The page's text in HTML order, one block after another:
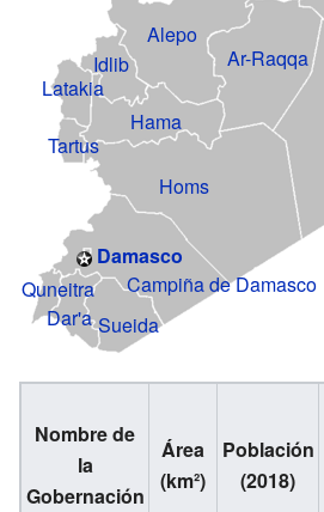
Damasco
Campiña de Damasco
Quneitra
Dar'a Sueida
Homs
Tartus
Latakia
Hama
Idlib
Alepo
Ar-Raqqa
Nombre de
la
Gobernación
Área
(km²)
Población
(2018)